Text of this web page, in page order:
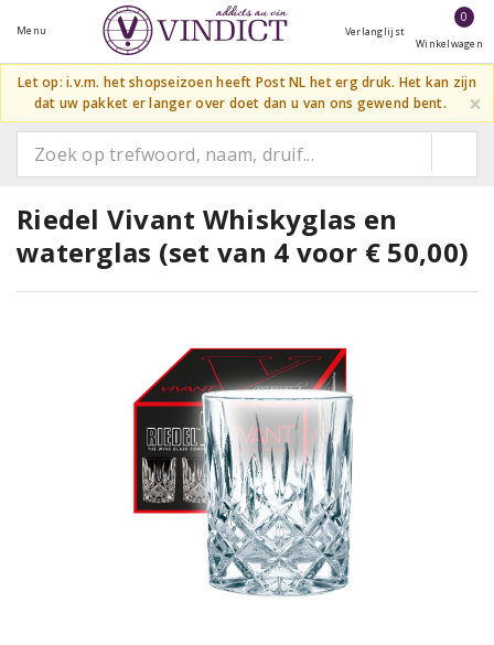
Menu Verlanglijst
0
Winkelwagen
Let op: i.v.m. het shopseizoen heeft Post NL het erg druk. Het kan zijn
dat uw pakket er langer over doet dan u van ons gewend bent.
×
Riedel Vivant Whiskyglas en
waterglas (set van 4 voor € 50,00)